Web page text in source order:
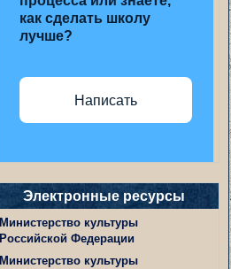
как сделать школу
лучше?
Написать
Электронные ресурсы
Министерство культуры
Российской Федерации
Министерство культуры